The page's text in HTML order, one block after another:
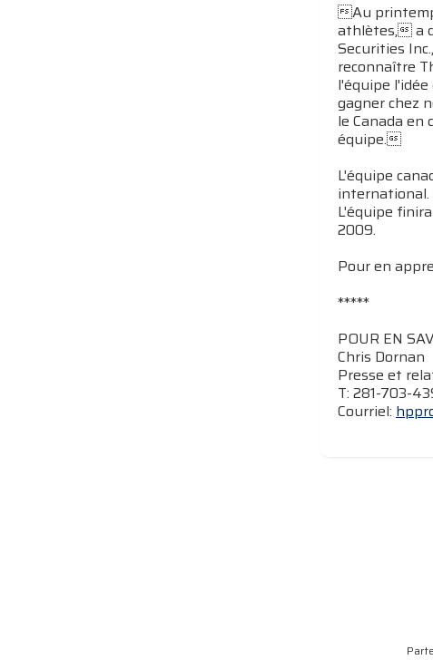
Au
athlètes, a
Securities
reconnaître
l'équipe
gagner chez
le Canada
équipe.
L'équipe
international.
L'équipe
2009.
Pour en
*****
POUR EN
Chris Dornan
Presse et
T: 281-703-
Courriel: